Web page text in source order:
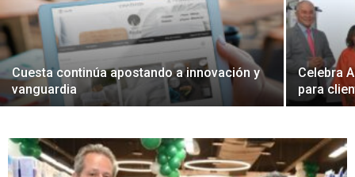
Cuesta continúa apostando a innovación y
vanguardia
Celebra
para